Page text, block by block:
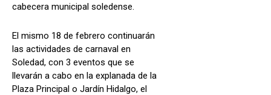
cabecera municipal soledense.
El mismo 18 de febrero continuarán
las actividades de carnaval en
Soledad, con 3 eventos que se
llevarán a cabo en la explanada de la
Plaza Principal o Jardín Hidalgo, el